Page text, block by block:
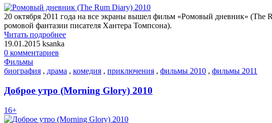
20 октября 2011 года на все экраны вышел фильм «Ромовый дневник»
ромовой фантазии писателя Хантера Томпсона).
Читать подробнее
19.01.2015 ksanka
0 комментариев
Фильмы
биография , драма , комедия , приключения , фильмы 2010 , фильмы 2011
Доброе утро (Morning Glory) 2010
16+